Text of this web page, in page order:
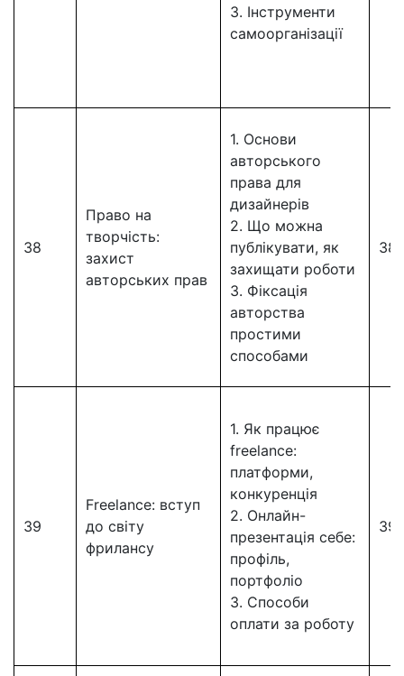
3. Інструменти
самоорганізації
38
Право на
творчість:
захист
авторських прав
1. Основи
авторського
права для
дизайнерів
2. Що можна
публікувати, як
захищати роботи
3. Фіксація
авторства
простими
способами
38
39
Freelance: вступ
до світу
фрилансу
1. Як працює
freelance:
платформи,
конкуренція
2. Онлайн-
презентація себе:
профіль,
портфоліо
3. Способи
оплати за роботу
39